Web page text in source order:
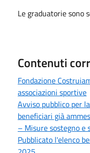
Le graduatorie sono
Contenuti
Fondazione
associazioni sportive
Avviso pubblico per
beneficiari già
– Misure sostegno e
Pubblicato l'elenco